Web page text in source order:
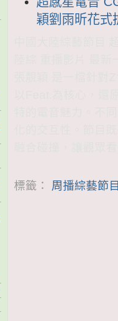
穎劉雨昕花式
標籤： 周播綜藝節